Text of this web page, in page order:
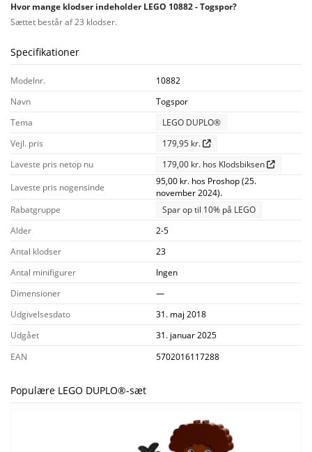
Hvor mange klodser indeholder LEGO 10882 - Togspor?
Sættet består af 23 klodser.
Specifikationer
Modelnr.
10882
Navn
Togspor
Tema
LEGO DUPLO®
Vejl. pris
179,95 kr.
Laveste pris netop nu
179,00 kr. hos Klodsbiksen
Laveste pris nogensinde
95,00 kr. hos Proshop (25.
november 2024).
Rabatgruppe
Spar op til 10% på LEGO
Alder
2-5
Antal klodser
23
Antal minifigurer
Ingen
Dimensioner
—
Udgivelsesdato
31. maj 2018
Udgået
31. januar 2025
EAN
5702016117288
Populære LEGO DUPLO®-sæt